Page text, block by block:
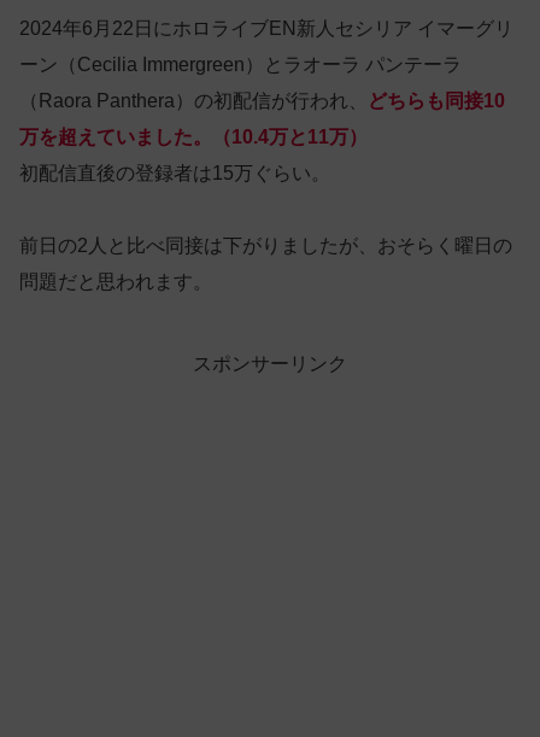
2024年6月22日にホロライブEN新人セシリア イマーグリ
ーン（Cecilia Immergreen）とラオーラ パンテーラ
（Raora Panthera）の初配信が行われ、
どちらも同接10
万を超えていました。（10.4万と11万）
初配信直後の登録者は15万ぐらい。
前日の2人と比べ同接は下がりましたが、おそらく曜日の
問題だと思われます。
スポンサーリンク